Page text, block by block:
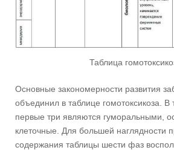
Таблица
Основные закономерности развития
объединил в таблице гомотоксикоза.
первые три являются гуморальными,
клеточные. Для большей наглядности
содержания таблицы шести фаз